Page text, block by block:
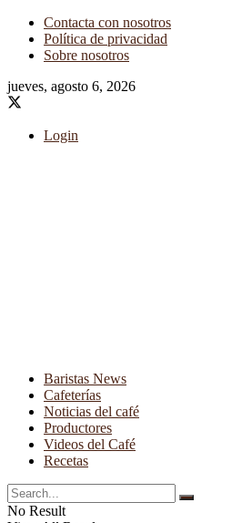
Contacta con nosotros
Política de privacidad
Sobre nosotros
jueves, agosto 6, 2026
Login
Baristas News
Cafeterías
Noticias del café
Productores
Videos del Café
Recetas
No Result